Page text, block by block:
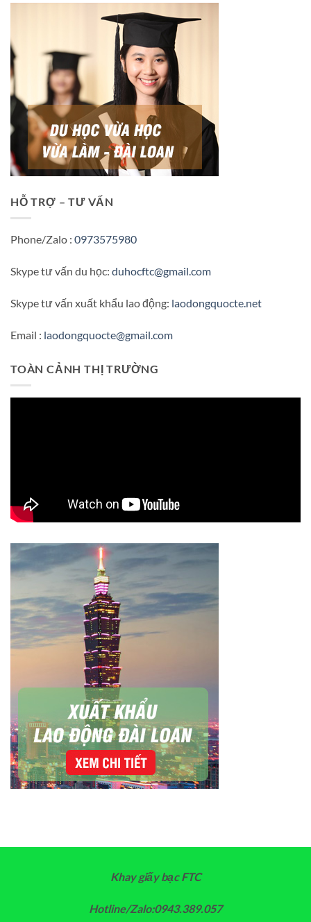
HỖ TRỢ – TƯ VẤN
Phone/Zalo : 0973575980
Skype tư vấn du học: duhocftc@gmail.com
Skype tư vấn xuất khẩu lao động: laodongquocte.net
Email : laodongquocte@gmail.com
TOÀN CẢNH THỊ TRƯỜNG
Khay giấy bạc FTC
Hotline/Zalo:0943.389.057